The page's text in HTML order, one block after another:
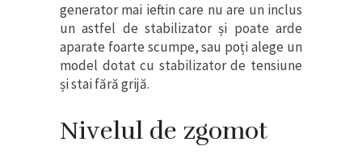
generator mai ieftin care nu are un inclus
un astfel de stabilizator și poate arde
aparate foarte scumpe, sau poți alege un
model dotat cu stabilizator de tensiune
și stai fără grijă.
Nivelul de zgomot